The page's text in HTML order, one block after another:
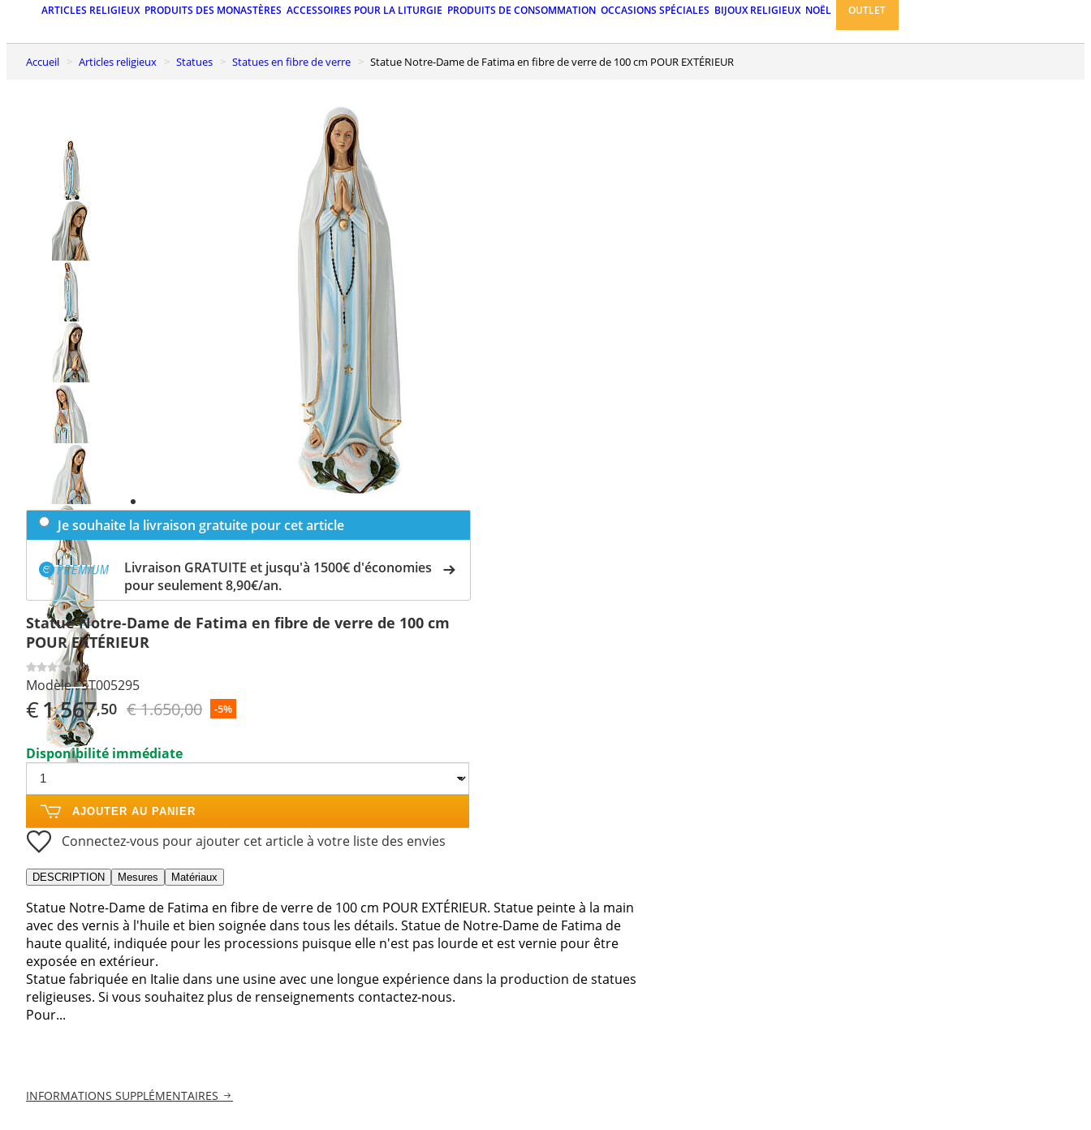
ARTICLES RELIGIEUX PRODUITS DES MONASTÈRES ACCESSOIRES POUR LA LITURGIE PRODUITS DE CONSOMMATION OCCASIONS SPÉCIALES BIJOUX RELIGIEUX NOËL OUTLET
Accueil Articles religieux Statues Statues en fibre de verre Statue Notre-Dame de Fatima en fibre de verre de 100 cm POUR EXTÉRIEUR
Previous
slide
Next
slide
Je souhaite la livraison gratuite pour cet article
Livraison GRATUITE et jusqu'à 1500€ d'économies
pour seulement 8,90€/an.
Statue Notre-Dame de Fatima en fibre de verre de 100 cm
POUR EXTÉRIEUR
0
Modèle :ST005295
€1.567,50 € 1.650,00 -5%
Disponibilité immédiate
AJOUTER AU PANIER
Connectez-vous pour ajouter cet article à votre liste des envies
DESCRIPTION Mesures Matériaux
Statue Notre-Dame de Fatima en fibre de verre de 100 cm POUR EXTÉRIEUR. Statue peinte à la main
avec des vernis à l'huile et bien soignée dans tous les détails. Statue de Notre-Dame de Fatima de
haute qualité, indiquée pour les processions puisque elle n'est pas lourde et est vernie pour être
exposée en extérieur.
Statue fabriquée en Italie dans une usine avec une longue expérience dans la production de statues
religieuses. Si vous souhaitez plus de renseignements contactez-nous.
Pour...
INFORMATIONS SUPPLÉMENTAIRES